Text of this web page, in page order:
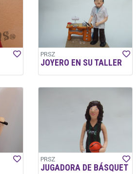
PRSZ
JOYERO EN SU TALLER
PRSZ
JUGADORA DE BÁSQUET